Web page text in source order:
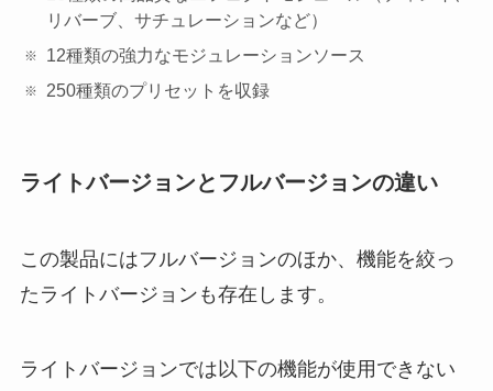
リバーブ、サチュレーションなど）
12種類の強力なモジュレーションソース
250種類のプリセットを収録
ライトバージョンとフルバージョンの違い
この製品にはフルバージョンのほか、機能を絞っ
たライトバージョンも存在します。
ライトバージョンでは以下の機能が使用できない